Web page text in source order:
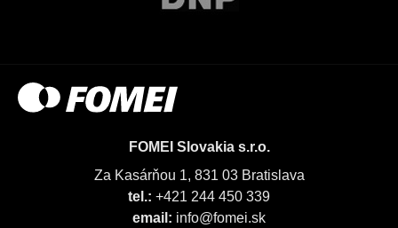
FOMEI Slovakia s.r.o.
Za Kasárňou 1, 831 03 Bratislava
tel.: +421 244 450 339
email: info@fomei.sk